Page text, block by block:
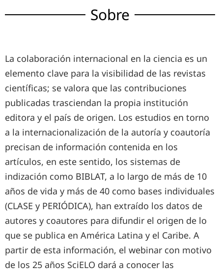
Sobre
La colaboración internacional en la ciencia es un
elemento clave para la visibilidad de las revistas
científicas; se valora que las contribuciones
publicadas trasciendan la propia institución
editora y el país de origen. Los estudios en torno
a la internacionalización de la autoría y coautoría
precisan de información contenida en los
artículos, en este sentido, los sistemas de
indización como BIBLAT, a lo largo de más de 10
años de vida y más de 40 como bases individuales
(CLASE y PERIÓDICA), han extraído los datos de
autores y coautores para difundir el origen de lo
que se publica en América Latina y el Caribe. A
partir de esta información, el webinar con motivo
de los 25 años SciELO dará a conocer las